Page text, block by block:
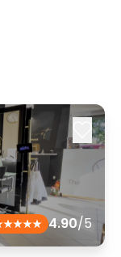
4.90/5